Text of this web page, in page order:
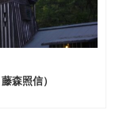
森照信）